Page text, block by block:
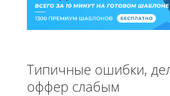
Типичные ошибки,
оффер слабым